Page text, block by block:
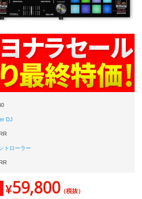
DJ
トローラー
¥59,800（税抜）